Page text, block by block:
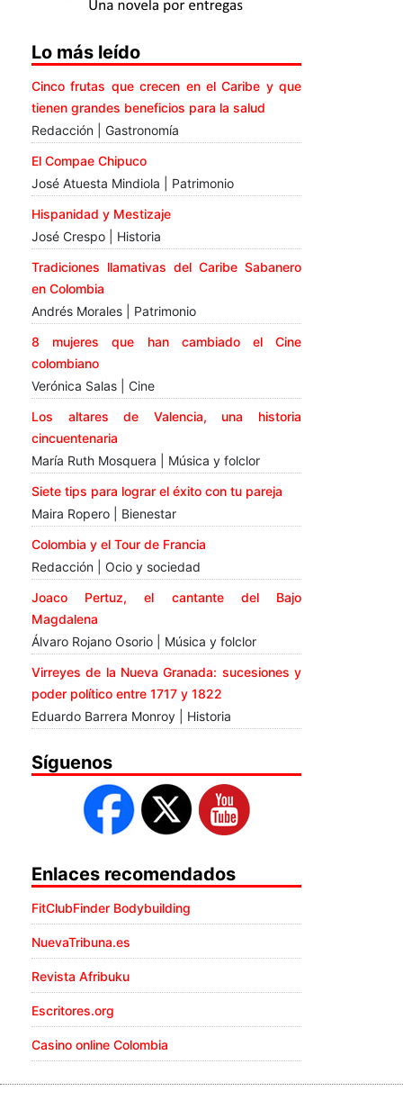
Lo más leído
Cinco frutas que crecen en el Caribe y que
tienen grandes beneficios para la salud
Redacción | Gastronomía
El Compae Chipuco
José Atuesta Mindiola | Patrimonio
Hispanidad y Mestizaje
José Crespo | Historia
Tradiciones llamativas del Caribe Sabanero
en Colombia
Andrés Morales | Patrimonio
8 mujeres que han cambiado el Cine
colombiano
Verónica Salas | Cine
Los altares de Valencia, una historia
cincuentenaria
María Ruth Mosquera | Música y folclor
Siete tips para lograr el éxito con tu pareja
Maira Ropero | Bienestar
Colombia y el Tour de Francia
Redacción | Ocio y sociedad
Joaco Pertuz, el cantante del Bajo
Magdalena
Álvaro Rojano Osorio | Música y folclor
Virreyes de la Nueva Granada: sucesiones y
poder político entre 1717 y 1822
Eduardo Barrera Monroy | Historia
Síguenos
Enlaces recomendados
FitClubFinder Bodybuilding
NuevaTribuna.es
Revista Afribuku
Escritores.org
Casino online Colombia